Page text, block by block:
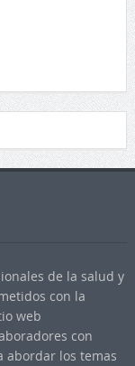
de la salud y
con la
web
con
abordar los temas